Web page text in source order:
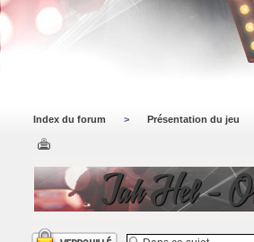
Index du forum > Présentation du jeu
Iah Hel -
Sujet verrouillé